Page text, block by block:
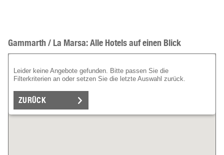
Gammarth / La Marsa: Alle Hotels auf einen Blick
Leider keine Angebote gefunden. Bitte passen Sie die
Filterkriterien an oder setzen Sie die letzte Auswahl zurück.
ZURÜCK